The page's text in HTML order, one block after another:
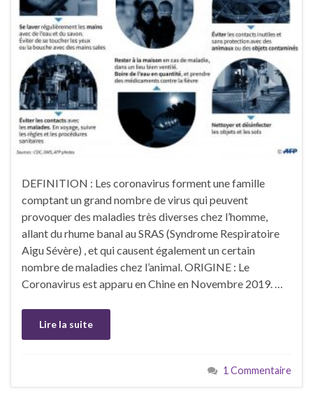
DEFINITION : Les coronavirus forment une famille
comptant un grand nombre de virus qui peuvent
provoquer des maladies très diverses chez l’homme,
allant du rhume banal au SRAS (Syndrome Respiratoire
Aigu Sévère) , et qui causent également un certain
nombre de maladies chez l’animal. ORIGINE : Le
Coronavirus est apparu en Chine en Novembre 2019. …
Lire la suite
1 Commentaire